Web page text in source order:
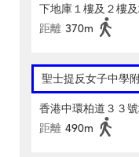
下地庫１樓及２樓
距離 370m
聖士提反女子中學
香港中環柏道３３
距離 490m